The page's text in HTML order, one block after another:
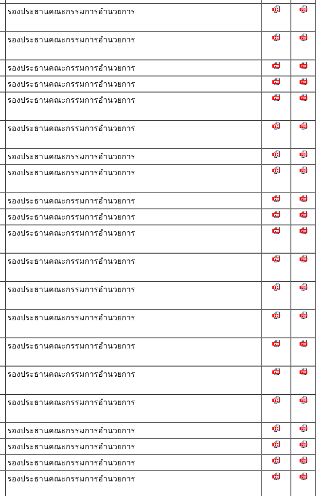
รองประธานคณะกรรมการอำนวยการ
รองประธานคณะกรรมการอำนวยการ
รองประธานคณะกรรมการอำนวยการ
รองประธานคณะกรรมการอำนวยการ
รองประธานคณะกรรมการอำนวยการ
รองประธานคณะกรรมการอำนวยการ
รองประธานคณะกรรมการอำนวยการ
รองประธานคณะกรรมการอำนวยการ
รองประธานคณะกรรมการอำนวยการ
รองประธานคณะกรรมการอำนวยการ
รองประธานคณะกรรมการอำนวยการ
รองประธานคณะกรรมการอำนวยการ
รองประธานคณะกรรมการอำนวยการ
รองประธานคณะกรรมการอำนวยการ
รองประธานคณะกรรมการอำนวยการ
รองประธานคณะกรรมการอำนวยการ
รองประธานคณะกรรมการอำนวยการ
รองประธานคณะกรรมการอำนวยการ
รองประธานคณะกรรมการอำนวยการ
รองประธานคณะกรรมการอำนวยการ
รองประธานคณะกรรมการอำนวยการ